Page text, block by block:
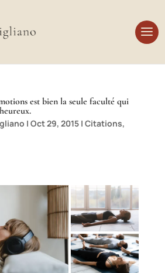
est bien la seule faculté qui
| Oct 29, 2015| Citations,